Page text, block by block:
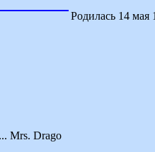
Родилась 14 мая
Mrs. Drago